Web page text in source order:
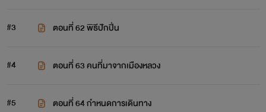
#3 ตอนที่ 62 พิธีปักปิ่น
#4 ตอนที่ 63 คนที่มาจากเมืองหลวง
#5 ตอนที่ 64 กำหนดการเดินทาง